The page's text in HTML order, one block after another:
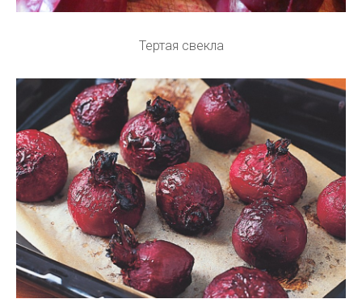
Тертая свекла